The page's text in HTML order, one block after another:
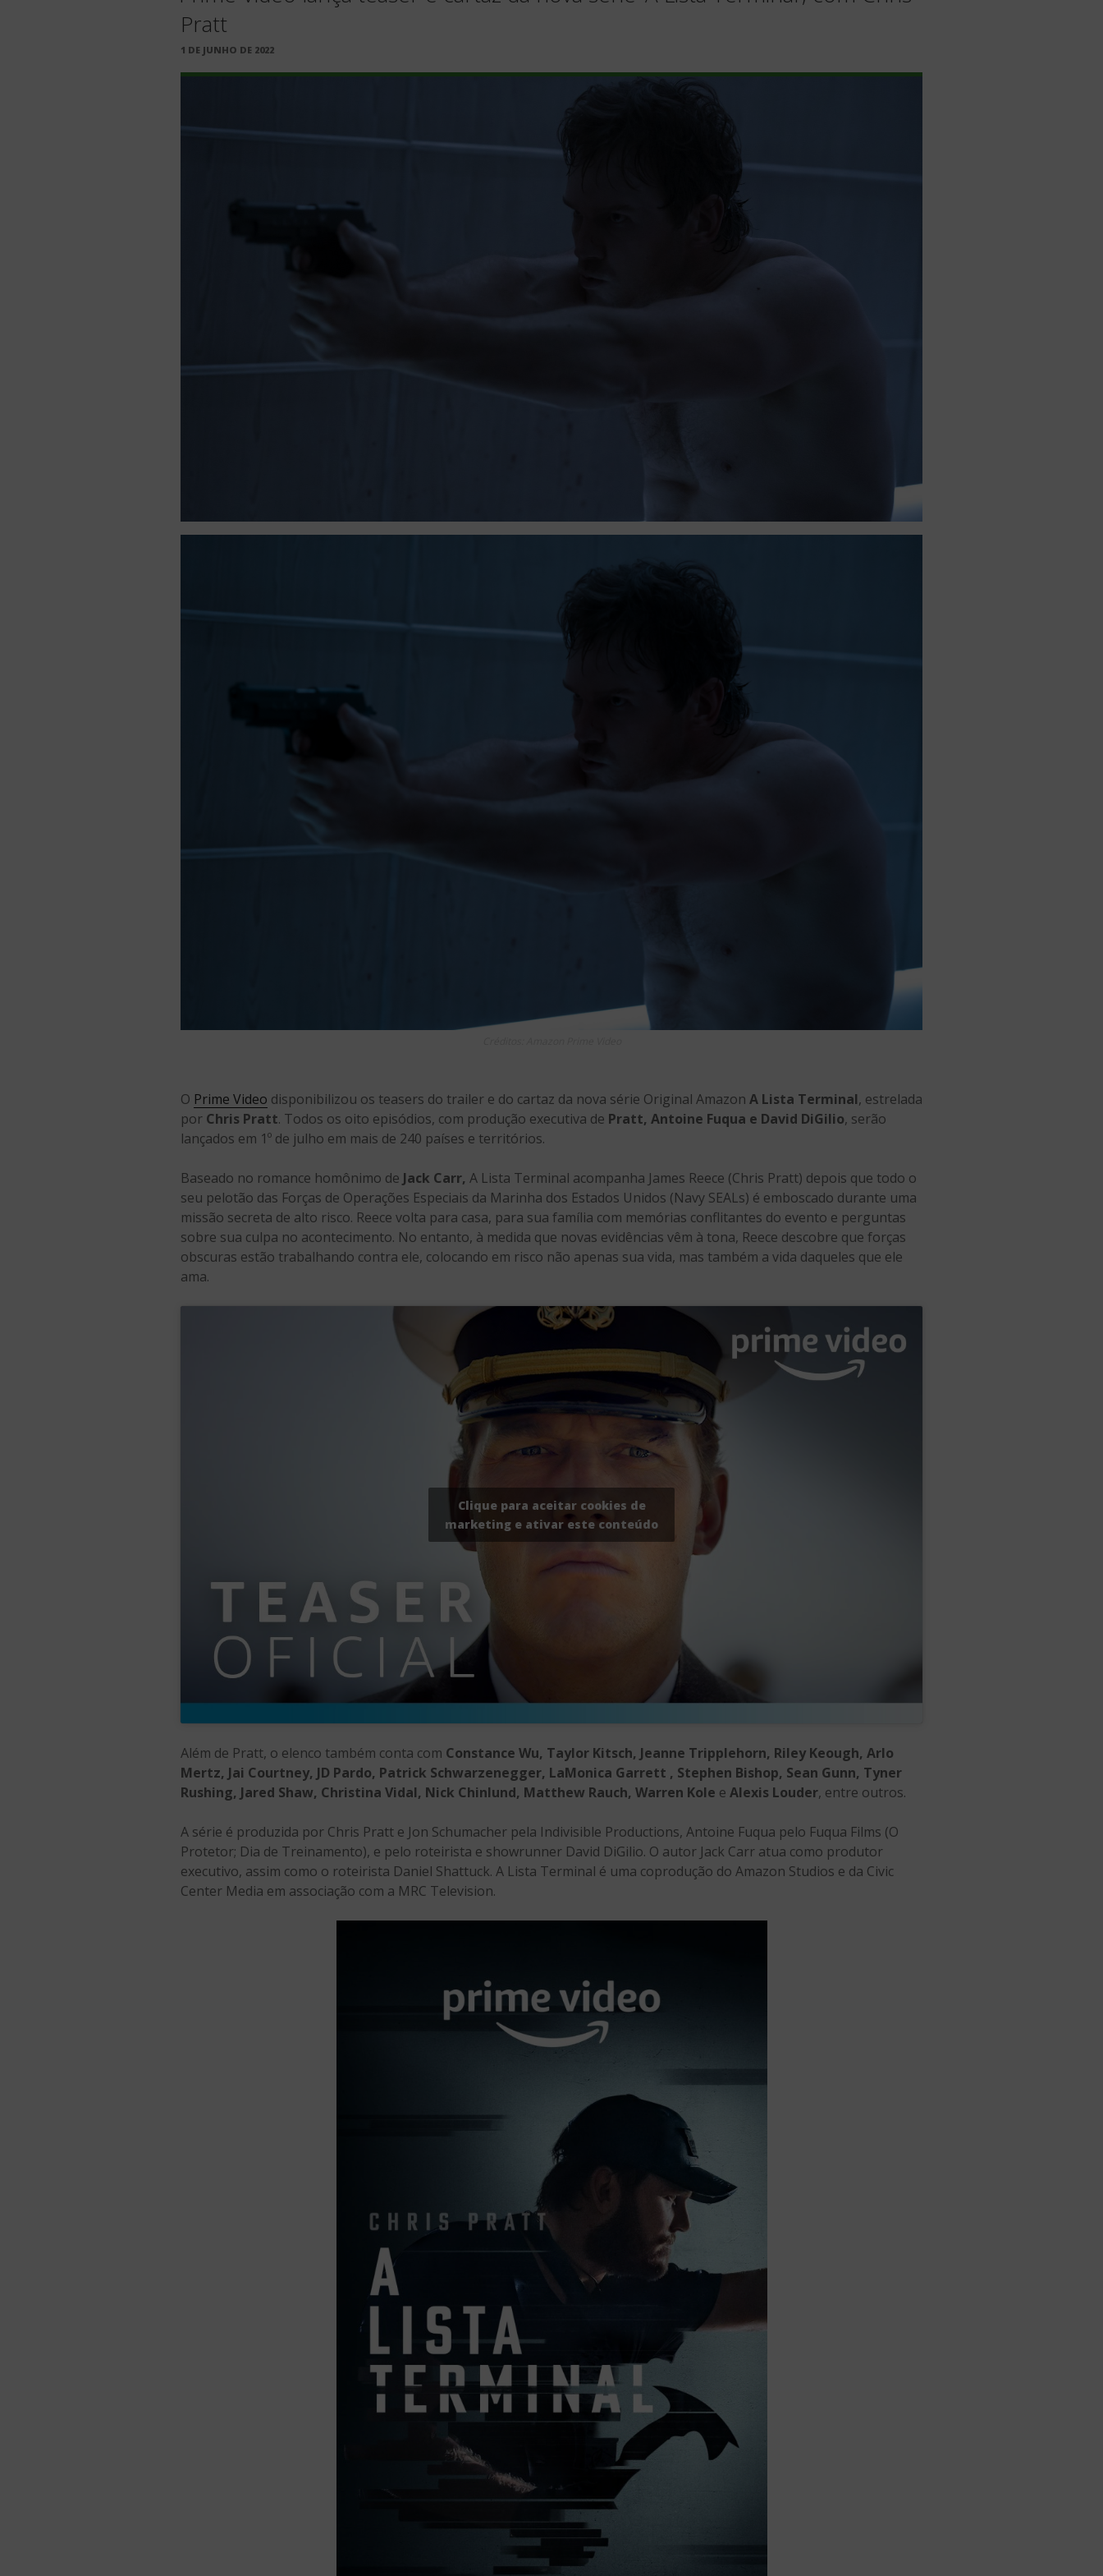
Pratt
PUBLICADO
1 DE JUNHO DE 2022
O Prime Video disponibilizou os teasers do trailer e do cartaz da nova série Original Amazon A Lista Terminal, estrelada
por Chris Pratt. Todos os oito episódios, com produção executiva de Pratt, Antoine Fuqua e David DiGilio, serão
lançados em 1º de julho em mais de 240 países e territórios.
Baseado no romance homônimo de Jack Carr, A Lista Terminal acompanha James Reece (Chris Pratt) depois que todo o
seu pelotão das Forças de Operações Especiais da Marinha dos Estados Unidos (Navy SEALs) é emboscado durante uma
missão secreta de alto risco. Reece volta para casa, para sua família com memórias conflitantes do evento e perguntas
sobre sua culpa no acontecimento. No entanto, à medida que novas evidências vêm à tona, Reece descobre que forças
obscuras estão trabalhando contra ele, colocando em risco não apenas sua vida, mas também a vida daqueles que ele
ama.
Clique para aceitar cookies de
marketing e ativar este conteúdo
Além de Pratt, o elenco também conta com Constance Wu, Taylor Kitsch, Jeanne Tripplehorn, Riley Keough, Arlo
Mertz, Jai Courtney, JD Pardo, Patrick Schwarzenegger, LaMonica Garrett , Stephen Bishop, Sean Gunn, Tyner
Rushing, Jared Shaw, Christina Vidal, Nick Chinlund, Matthew Rauch, Warren Kole e Alexis Louder, entre outros.
A série é produzida por Chris Pratt e Jon Schumacher pela Indivisible Productions, Antoine Fuqua pelo Fuqua Films (O
Protetor; Dia de Treinamento), e pelo roteirista e showrunner David DiGilio. O autor Jack Carr atua como produtor
executivo, assim como o roteirista Daniel Shattuck. A Lista Terminal é uma coprodução do Amazon Studios e da Civic
Center Media em associação com a MRC Television.